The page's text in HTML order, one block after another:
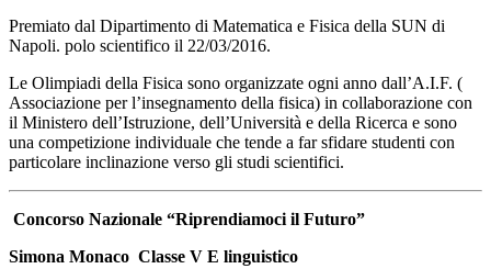
Premiato dal Dipartimento di Matematica e Fisica della SUN di
Napoli. polo scientifico il 22/03/2016.
Le Olimpiadi della Fisica sono organizzate ogni anno dall’A.I.F. (
Associazione per l’insegnamento della fisica) in collaborazione con
il Ministero dell’Istruzione, dell’Università e della Ricerca e sono
una competizione individuale che tende a far sfidare studenti con
particolare inclinazione verso gli studi scientifici.
Concorso Nazionale “Riprendiamoci il Futuro”
Simona Monaco Classe V E linguistico